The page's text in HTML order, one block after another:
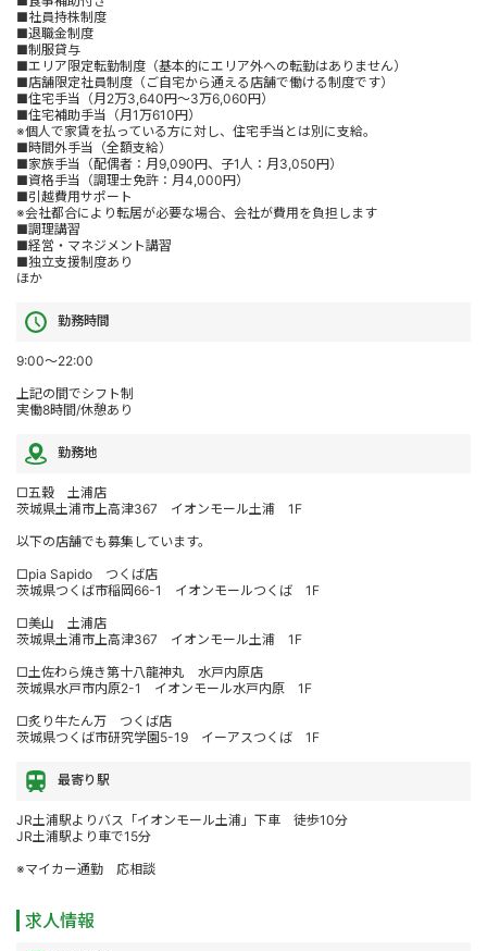
■社員持株制度
■退職金制度
■制服貸与
■エリア限定転勤制度（基本的にエリア外への転勤はありません）
■店舗限定社員制度（ご自宅から通える店舗で働ける制度です）
■住宅手当（月2万3,640円～3万6,060円）
■住宅補助手当（月1万610円）
※個人で家賃を払っている方に対し、住宅手当とは別に支給。
■時間外手当（全額支給）
■家族手当（配偶者：月9,090円、子1人：月3,050円）
■資格手当（調理士免許：月4,000円）
■引越費用サポート
※会社都合により転居が必要な場合、会社が費用を負担します
■調理講習
■経営・マネジメント講習
■独立支援制度あり
ほか
勤務時間
9:00～22:00
上記の間でシフト制
実働8時間/休憩あり
勤務地
□五穀 土浦店
茨城県土浦市上高津367 イオンモール土浦 1F
以下の店舗でも募集しています。
□pia Sapido つくば店
茨城県つくば市稲岡66-1 イオンモールつくば 1F
□美山 土浦店
茨城県土浦市上高津367 イオンモール土浦 1F
□土佐わら焼き第十八龍神丸 水戸内原店
茨城県水戸市内原2-1 イオンモール水戸内原 1F
□炙り牛たん万 つくば店
茨城県つくば市研究学園5-19 イーアスつくば 1F
最寄り駅
JR土浦駅よりバス「イオンモール土浦」下車 徒歩10分
JR土浦駅より車で15分
※マイカー通勤 応相談
求人情報